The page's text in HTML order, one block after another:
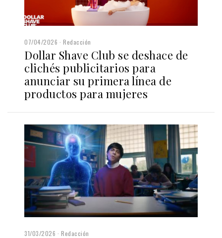
07/04/2026 Redacción
Dollar Shave Club se deshace de
clichés publicitarios para
anunciar su primera línea de
productos para mujeres
31/03/2026 Redacción